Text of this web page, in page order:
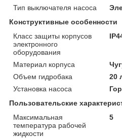
Тип выключателя насоса
Конструктивные особенности
Класс защиты корпусов
электронного
оборудования
Материал корпуса
Объем гидробака
20
Установка насоса
Пользовательские
Максимальная
температура рабочей
жидкости
5